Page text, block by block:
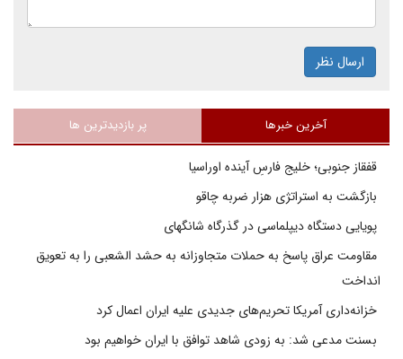
ارسال نظر
آخرین خبرها پر بازدیدترین ها
قفقاز جنوبی؛ خلیج فارسِ آینده اوراسیا
بازگشت به استراتژی هزار ضربه چاقو
پویایی دستگاه دیپلماسی در گذرگاه شانگهای
مقاومت عراق پاسخ به حملات متجاوزانه به حشد الشعبی را به تعویق
انداخت
خزانه‌داری آمریکا تحریم‌های جدیدی علیه ایران اعمال کرد
بسنت مدعی شد: به زودی شاهد توافق با ایران خواهیم بود